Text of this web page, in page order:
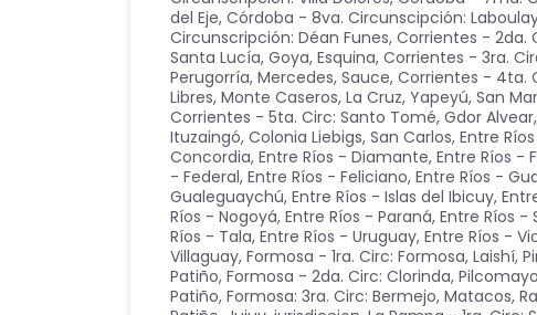
del Eje, Córdoba - 8va. Circunscipción:
Circunscripción: Déan Funes, Corrientes - 2da.
Santa Lucía, Goya, Esquina, Corrientes - 3ra.
Perugorría, Mercedes, Sauce, Corrientes - 4ta.
Libres, Monte Caseros, La Cruz, Yapeyú, San
Corrientes - 5ta. Circ: Santo Tomé, Gdor
Ituzaingó, Colonia Liebigs, San Carlos, Entre
Concordia, Entre Ríos - Diamante, Entre Ríos -
- Federal, Entre Ríos - Feliciano, Entre Ríos -
Gualeguaychú, Entre Ríos - Islas del Ibicuy,
Ríos - Nogoyá, Entre Ríos - Paraná, Entre Ríos -
Ríos - Tala, Entre Ríos - Uruguay, Entre Ríos -
Villaguay, Formosa - 1ra. Circ: Formosa, Laishí,
Patiño, Formosa - 2da. Circ: Clorinda,
Patiño, Formosa: 3ra. Circ: Bermejo, Matacos,